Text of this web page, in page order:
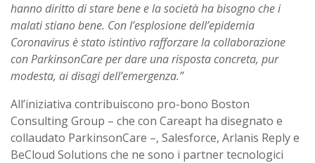
hanno diritto di stare bene e la società ha bisogno che i
malati stiano bene. Con l’esplosione dell’epidemia
Coronavirus è stato istintivo rafforzare la collaborazione
con ParkinsonCare per dare una risposta concreta, pur
modesta, ai disagi dell’emergenza.”
All’iniziativa contribuiscono pro-bono Boston
Consulting Group – che con Careapt ha disegnato e
collaudato ParkinsonCare –, Salesforce, Arlanis Reply e
BeCloud Solutions che ne sono i partner tecnologici